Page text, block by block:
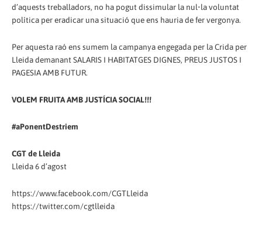
d’aquests treballadors, no ha pogut dissimular la nul•la voluntat
política per eradicar una situació que ens hauria de fer vergonya.
Per aquesta raó ens sumem la campanya engegada per la Crida per
Lleida demanant SALARIS I HABITATGES DIGNES, PREUS JUSTOS I
PAGESIA AMB FUTUR.
VOLEM FRUITA AMB JUSTÍCIA SOCIAL!!!
#aPonentDestriem
CGT de Lleida
Lleida 6 d’agost
https://www.facebook.com/CGTLleida
https://twitter.com/cgtlleida